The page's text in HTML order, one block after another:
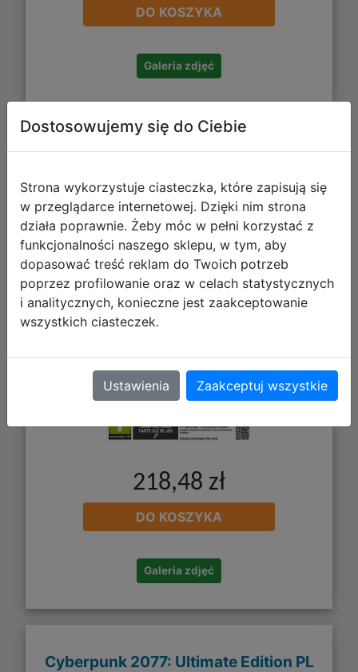
DO KOSZYKA
Galeria zdjęć
Sonic Frontiers – Definitive Edition PL
(NS2)
218,48 zł
DO KOSZYKA
Galeria zdjęć
Cyberpunk 2077: Ultimate Edition PL
Dostosowujemy się do Ciebie
Strona wykorzystuje ciasteczka, które zapisują się
w przeglądarce internetowej. Dzięki nim strona
działa poprawnie. Żeby móc w pełni korzystać z
funkcjonalności naszego sklepu, w tym, aby
dopasować treść reklam do Twoich potrzeb
poprzez profilowanie oraz w celach statystycznych
i analitycznych, konieczne jest zaakceptowanie
wszystkich ciasteczek.
Ustawienia Zaakceptuj wszystkie